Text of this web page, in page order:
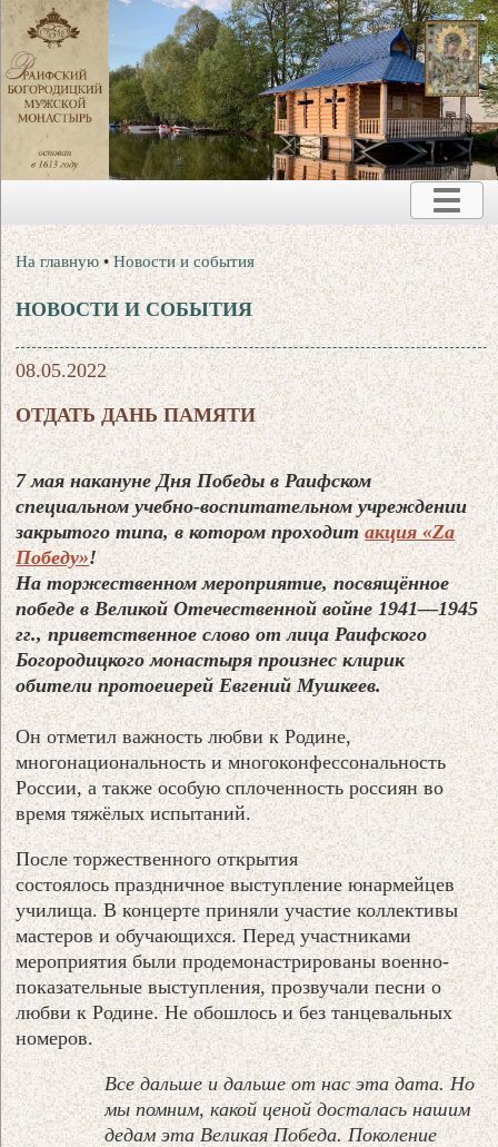
На главную •Новости и события
НОВОСТИ И СОБЫТИЯ
08.05.2022
ОТДАТЬ ДАНЬ ПАМЯТИ
7 мая накануне Дня Победы в Раифском
специальном учебно-воспитательном учреждении
закрытого типа, в котором проходитакция «Zа
Победу»!
На торжественном мероприятие, посвящённое
победе в Великой Отечественной войне 1941—1945
гг., приветственное слово от лица Раифского
Богородицкого монастыря произнес клирик
обители протоеиерей Евгений Мушкеев.
Он отметил важность любви к Родине,
многонациональность и многоконфессональность
России, а также особую сплоченность россиян во
время тяжёлых испытаний.
После торжественного открытия
состоялось праздничное выступление юнармейцев
училища. В концерте приняли участие коллективы
мастеров и обучающихся. Перед участниками
мероприятия были продемонастрированы военно-
показательные выступления, прозвучали песни о
любви к Родине. Не обошлось и без танцевальных
номеров.
Все дальше и дальше от нас эта дата. Но
мы помним, какой ценой досталась нашим
дедам эта Великая Победа. Поколение